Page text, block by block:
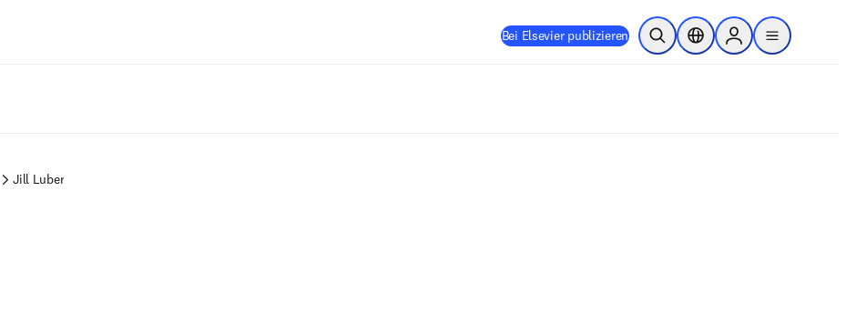
Bei Elsevier publizieren Suche öffnenStandortauswahl
Sign in to products
menu
Jill Luber